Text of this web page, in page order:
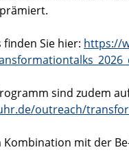
Sie hier: https://
sind zudem
outreach/
mit der